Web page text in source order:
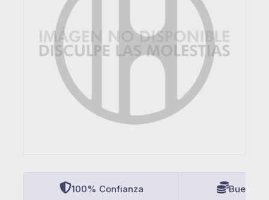
100% Confianza Buenos